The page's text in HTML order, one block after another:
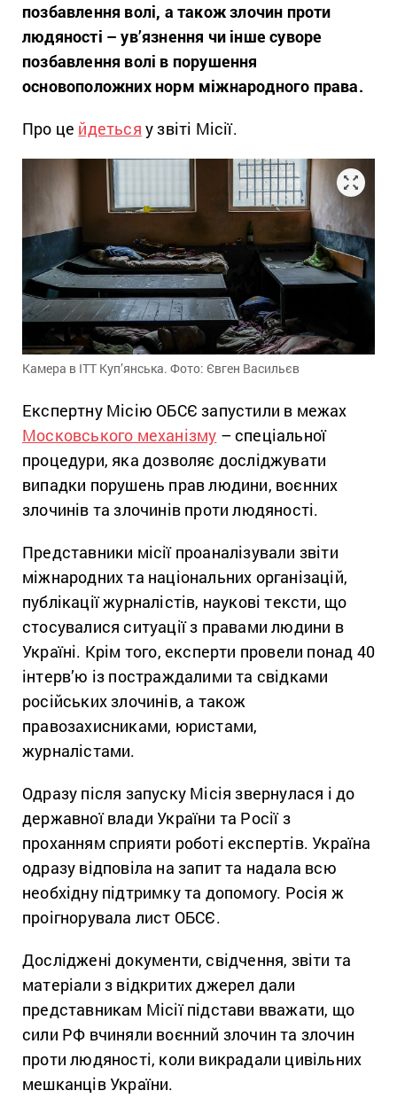
позбавлення волі, а також злочин проти
людяності – ув’язнення чи інше суворе
позбавлення волі в порушення
основоположних норм міжнародного права.
Про це йдеться у звіті Місії.
Камера в ІТТ Куп’янська. Фото: Євген Васильєв
Експертну Місію ОБСЄ запустили в межах
Московського механізму – спеціальної
процедури, яка дозволяє досліджувати
випадки порушень прав людини, воєнних
злочинів та злочинів проти людяності.
Представники місії проаналізували звіти
міжнародних та національних організацій,
публікації журналістів, наукові тексти, що
стосувалися ситуації з правами людини в
Україні. Крім того, експерти провели понад 40
інтерв’ю із постраждалими та свідками
російських злочинів, а також
правозахисниками, юристами,
журналістами.
Одразу після запуску Місія звернулася і до
державної влади України та Росії з
проханням сприяти роботі експертів. Україна
одразу відповіла на запит та надала всю
необхідну підтримку та допомогу. Росія ж
проігнорувала лист ОБСЄ.
Досліджені документи, свідчення, звіти та
матеріали з відкритих джерел дали
представникам Місії підстави вважати, що
сили РФ вчиняли воєнний злочин та злочин
проти людяності, коли викрадали цивільних
мешканців України.